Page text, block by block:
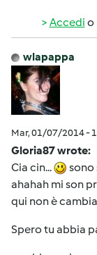
Accedi o
wlapappa
Mar, 01/07/2014 -
Gloria87 wrote:
Cia cin...
sono
ahahah mi son
qui non è
Spero tu abbia